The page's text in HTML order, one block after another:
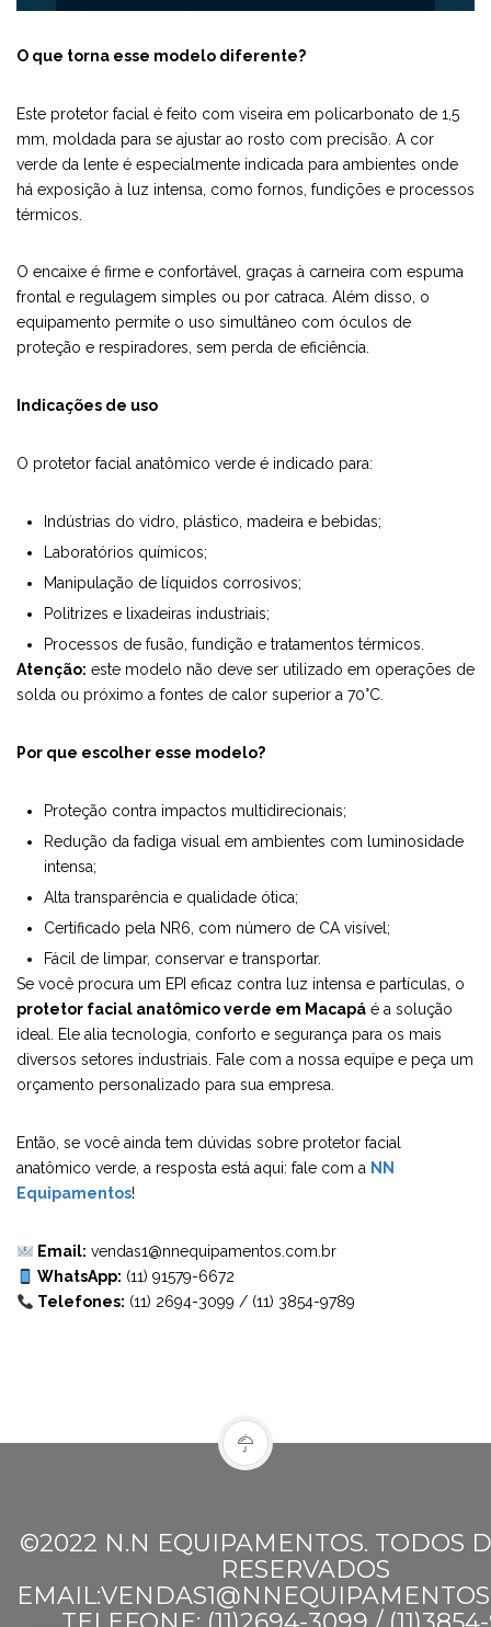
O que torna esse modelo diferente?
Este protetor facial é feito com viseira em policarbonato de 1,5
mm, moldada para se ajustar ao rosto com precisão. A cor
verde da lente é especialmente indicada para ambientes onde
há exposição à luz intensa, como fornos, fundições e processos
térmicos.
O encaixe é firme e confortável, graças à carneira com espuma
frontal e regulagem simples ou por catraca. Além disso, o
equipamento permite o uso simultâneo com óculos de
proteção e respiradores, sem perda de eficiência.
Indicações de uso
O protetor facial anatômico verde é indicado para:
Indústrias do vidro, plástico, madeira e bebidas;
Laboratórios químicos;
Manipulação de líquidos corrosivos;
Politrizes e lixadeiras industriais;
Processos de fusão, fundição e tratamentos térmicos.
Atenção: este modelo não deve ser utilizado em operações de
solda ou próximo a fontes de calor superior a 70°C.
Por que escolher esse modelo?
Proteção contra impactos multidirecionais;
Redução da fadiga visual em ambientes com luminosidade
intensa;
Alta transparência e qualidade ótica;
Certificado pela NR6, com número de CA visível;
Fácil de limpar, conservar e transportar.
Se você procura um EPI eficaz contra luz intensa e partículas, o
protetor facial anatômico verde em Macapá é a solução
ideal. Ele alia tecnologia, conforto e segurança para os mais
diversos setores industriais. Fale com a nossa equipe e peça um
orçamento personalizado para sua empresa.
Então, se você ainda tem dúvidas sobre protetor facial
anatômico verde, a resposta está aqui: fale com a NN
Equipamentos!
Email: vendas1@nnequipamentos.com.br
WhatsApp: (11) 91579-6672
Telefones: (11) 2694-3099 / (11) 3854-9789
©2022 N.N EQUIPAMENTOS. TODOS
RESERVADOS